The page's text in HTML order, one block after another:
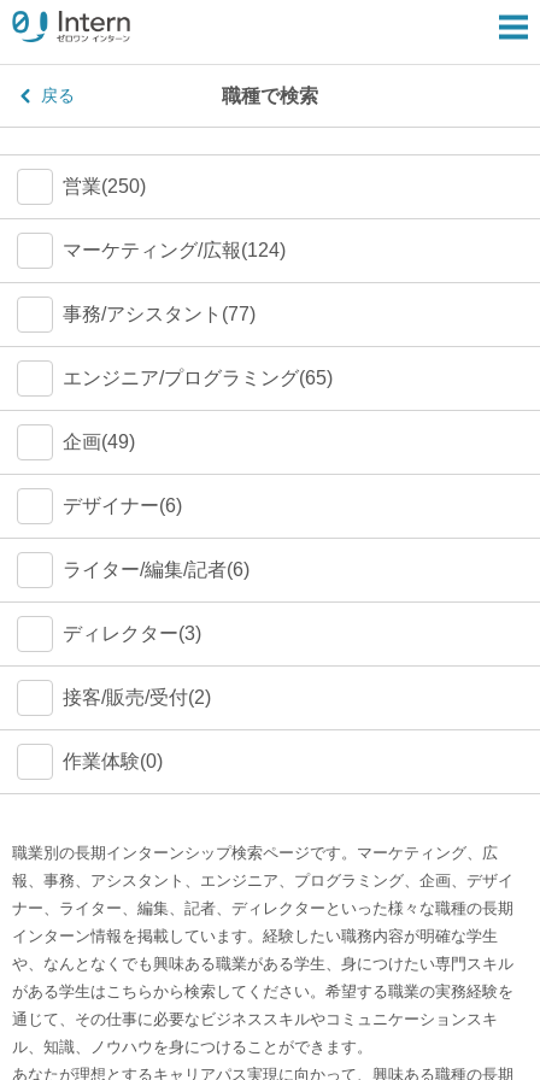
戻る 職種で検索
営業(250)
マーケティング/広報(124)
事務/アシスタント(77)
エンジニア/プログラミング(65)
企画(49)
デザイナー(6)
ライター/編集/記者(6)
ディレクター(3)
接客/販売/受付(2)
作業体験(0)
職業別の長期インターンシップ検索ページです。マーケティング、広
報、事務、アシスタント、エンジニア、プログラミング、企画、デザイ
ナー、ライター、編集、記者、ディレクターといった様々な職種の長期
インターン情報を掲載しています。経験したい職務内容が明確な学生
や、なんとなくでも興味ある職業がある学生、身につけたい専門スキル
がある学生はこちらから検索してください。希望する職業の実務経験を
通じて、その仕事に必要なビジネススキルやコミュニケーションスキ
ル、知識、ノウハウを身につけることができます。
あなたが理想とするキャリアパス実現に向かって、興味ある職種の長期